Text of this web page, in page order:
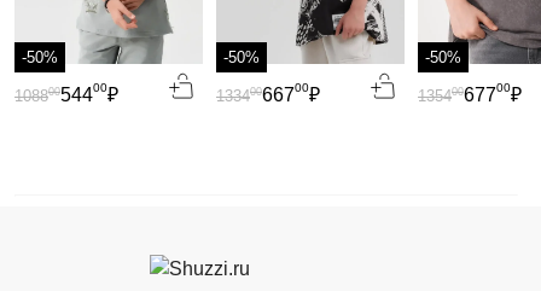
-50%
54400₽
108800
-50%
66700₽
133400
-50%
67700₽
135400